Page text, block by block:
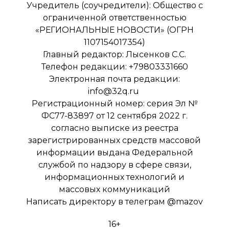
Учредитель (соучредители): Общество с
ограниченной ответственностью
«РЕГИОНАЛЬНЫЕ НОВОСТИ» (ОГРН
1107154017354)
Главный редактор: Лысенков С.С.
Телефон редакции: +79803331660
Электронная почта редакции:
info@32q.ru
Регистрационный номер: серия Эл №
ФС77-83897 от 12 сентября 2022 г.
согласно выписке из реестра
зарегистрированных средств массовой
информации выдана Федеральной
службой по надзору в сфере связи,
информационных технологий и
массовых коммуникаций
Написать директору в телеграм @mazov
16+